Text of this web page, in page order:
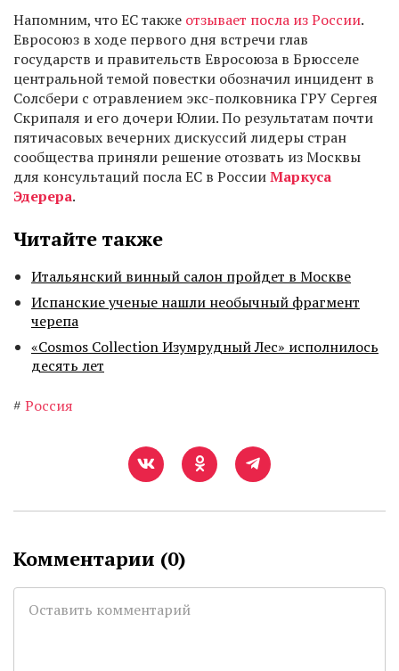
Напомним, что ЕС также отзывает посла из России.
Евросоюз в ходе первого дня встречи глав
государств и правительств Евросоюза в Брюсселе
центральной темой повестки обозначил инцидент в
Солсбери с отравлением экс-полковника ГРУ Сергея
Скрипаля и его дочери Юлии. По результатам почти
пятичасовых вечерних дискуссий лидеры стран
сообщества приняли решение отозвать из Москвы
для консультаций посла ЕС в РоссииМаркуса
Эдерера.
Читайте также
Итальянский винный салон пройдет в Москве
Испанские ученые нашли необычный фрагмент
черепа
«Cosmos Collection Изумрудный Лес» исполнилось
десять лет
# Россия
Комментарии (0)